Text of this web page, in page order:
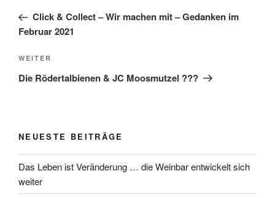
Beitrag
Click & Collect – Wir machen mit – Gedanken im
Februar 2021
Nächster
Beitrag
WEITER
Die Rödertalbienen & JC Moosmutzel ???
NEUESTE BEITRÄGE
Das Leben ist Veränderung … die Weinbar entwickelt sich
weiter